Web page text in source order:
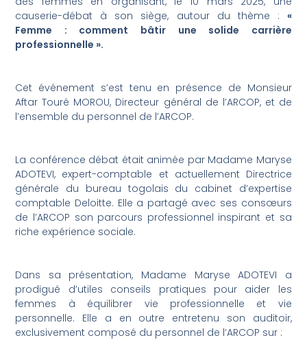
causerie-débat à son siège, autour du thème : «
Femme : comment bâtir une solide carrière
professionnelle ».
Cet événement s’est tenu en présence de Monsieur
Aftar Touré MOROU, Directeur général de l’ARCOP, et de
l’ensemble du personnel de l’ARCOP.
La conférence débat était animée par Madame Maryse
ADOTEVI, expert-comptable et actuellement Directrice
générale du bureau togolais du cabinet d’expertise
comptable Deloitte. Elle a partagé avec ses consœurs
de l’ARCOP son parcours professionnel inspirant et sa
riche expérience sociale.
Dans sa présentation, Madame Maryse ADOTEVI a
prodigué d’utiles conseils pratiques pour aider les
femmes à équilibrer vie professionnelle et vie
personnelle. Elle a en outre entretenu son auditoir,
exclusivement composé du personnel de l’ARCOP sur :